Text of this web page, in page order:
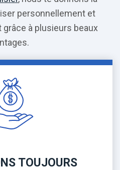
personnellement et
à plusieurs beaux
TOUJOURS